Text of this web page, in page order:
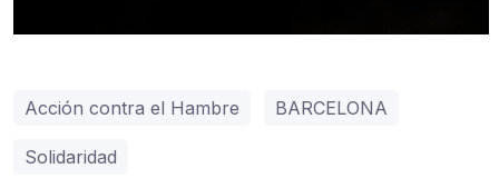
Acción contra el Hambre BARCELONA
Solidaridad